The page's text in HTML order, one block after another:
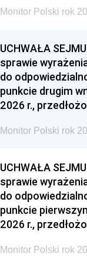
Monitor Polski rok
UCHWAŁA
sprawie
do
punkcie drugim
2026 r.,
Monitor Polski rok
UCHWAŁA
sprawie
do
punkcie
2026 r.,
Monitor Polski rok